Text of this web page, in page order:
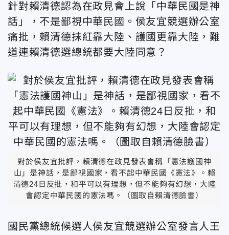
針對賴清德認為在政見會上說「中華民國是神
話」，不是鄙視中華民國。侯友宜競選辦公室
痛批，賴清德抹紅靠大陸、護國更靠大陸，難
道連賴清德選總統都要大陸同意？
對於侯友宜批評，賴清德在政見發表會稱「憲法護國神
山」是神話，是鄙視國家，看不起中華民國《憲法》。賴
清德24日反批，和平可以有理想，但不能夠有幻想，大陸
會認定中華民國的憲法嗎。（圖取自賴清德臉書）
國民黨總統候選人侯友宜競選辦公室發言人王